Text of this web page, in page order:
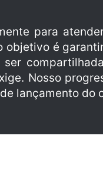
para
objetivo é
Nosso
lançamento do